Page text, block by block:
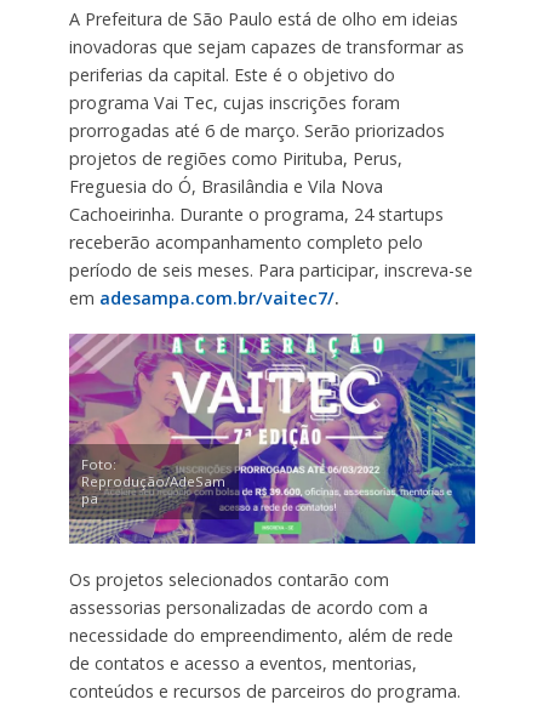
A Prefeitura de São Paulo está de olho em ideias
inovadoras que sejam capazes de transformar as
periferias da capital. Este é o objetivo do
programa Vai Tec, cujas inscrições foram
prorrogadas até 6 de março. Serão priorizados
projetos de regiões como Pirituba, Perus,
Freguesia do Ó, Brasilândia e Vila Nova
Cachoeirinha. Durante o programa, 24 startups
receberão acompanhamento completo pelo
período de seis meses. Para participar, inscreva-se
em adesampa.com.br/vaitec7/.
Foto:
Reprodução/AdeSam
pa
Os projetos selecionados contarão com
assessorias personalizadas de acordo com a
necessidade do empreendimento, além de rede
de contatos e acesso a eventos, mentorias,
conteúdos e recursos de parceiros do programa.